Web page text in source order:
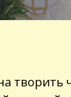
творить